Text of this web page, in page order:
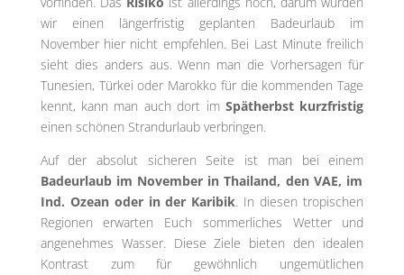
wir einen längerfristig geplanten Badeurlaub im
November hier nicht empfehlen. Bei Last Minute freilich
sieht dies anders aus. Wenn man die Vorhersagen für
Tunesien, Türkei oder Marokko für die kommenden Tage
kennt, kann man auch dort im Spätherbst kurzfristig
einen schönen Strandurlaub verbringen.
Auf der absolut sicheren Seite ist man bei einem
Badeurlaub im November in Thailand, den VAE, im
Ind. Ozean oder in der Karibik . In diesen tropischen
Regionen erwarten Euch sommerliches Wetter und
angenehmes Wasser. Diese Ziele bieten den idealen
Kontrast zum für gewöhnlich ungemütlichen